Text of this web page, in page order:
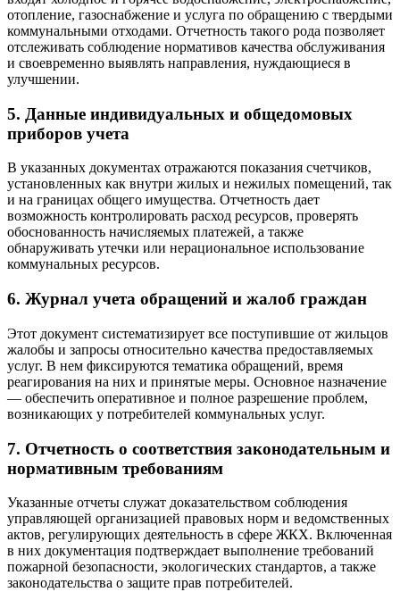
отопление, газоснабжение и услуга по обращению с твердыми
коммунальными отходами. Отчетность такого рода позволяет
отслеживать соблюдение нормативов качества обслуживания
и своевременно выявлять направления, нуждающиеся в
улучшении.
5. Данные индивидуальных и общедомовых
приборов учета
В указанных документах отражаются показания счетчиков,
установленных как внутри жилых и нежилых помещений, так
и на границах общего имущества. Отчетность дает
возможность контролировать расход ресурсов, проверять
обоснованность начисляемых платежей, а также
обнаруживать утечки или нерациональное использование
коммунальных ресурсов.
6. Журнал учета обращений и жалоб граждан
Этот документ систематизирует все поступившие от жильцов
жалобы и запросы относительно качества предоставляемых
услуг. В нем фиксируются тематика обращений, время
реагирования на них и принятые меры. Основное назначение
— обеспечить оперативное и полное разрешение проблем,
возникающих у потребителей коммунальных услуг.
7. Отчетность о соответствия законодательным и
нормативным требованиям
Указанные отчеты служат доказательством соблюдения
управляющей организацией правовых норм и ведомственных
актов, регулирующих деятельность в сфере ЖКХ. Включенная
в них документация подтверждает выполнение требований
пожарной безопасности, экологических стандартов, а также
законодательства о защите прав потребителей.